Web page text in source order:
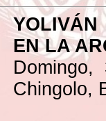
EN LA
Chingolo,